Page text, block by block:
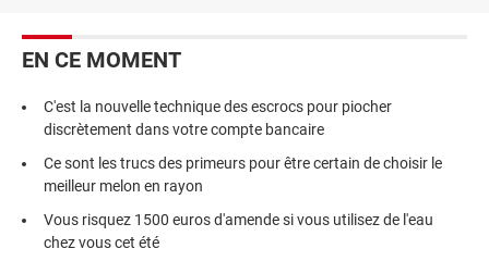
EN CE MOMENT
C'est la nouvelle technique des escrocs pour piocher
discrètement dans votre compte bancaire
Ce sont les trucs des primeurs pour être certain de choisir le
meilleur melon en rayon
Vous risquez 1500 euros d'amende si vous utilisez de l'eau
chez vous cet été